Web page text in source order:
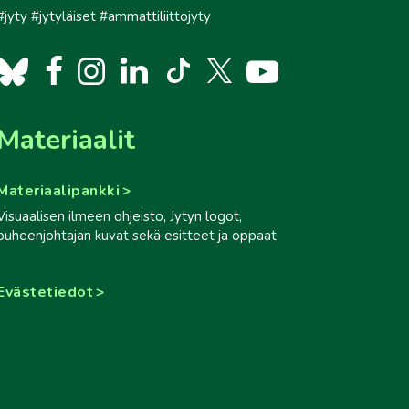
ilmeen ohjeisto, Jytyn logot,
kuvat sekä esitteet ja oppaat
#jytyläiset #ammattiliittojyty